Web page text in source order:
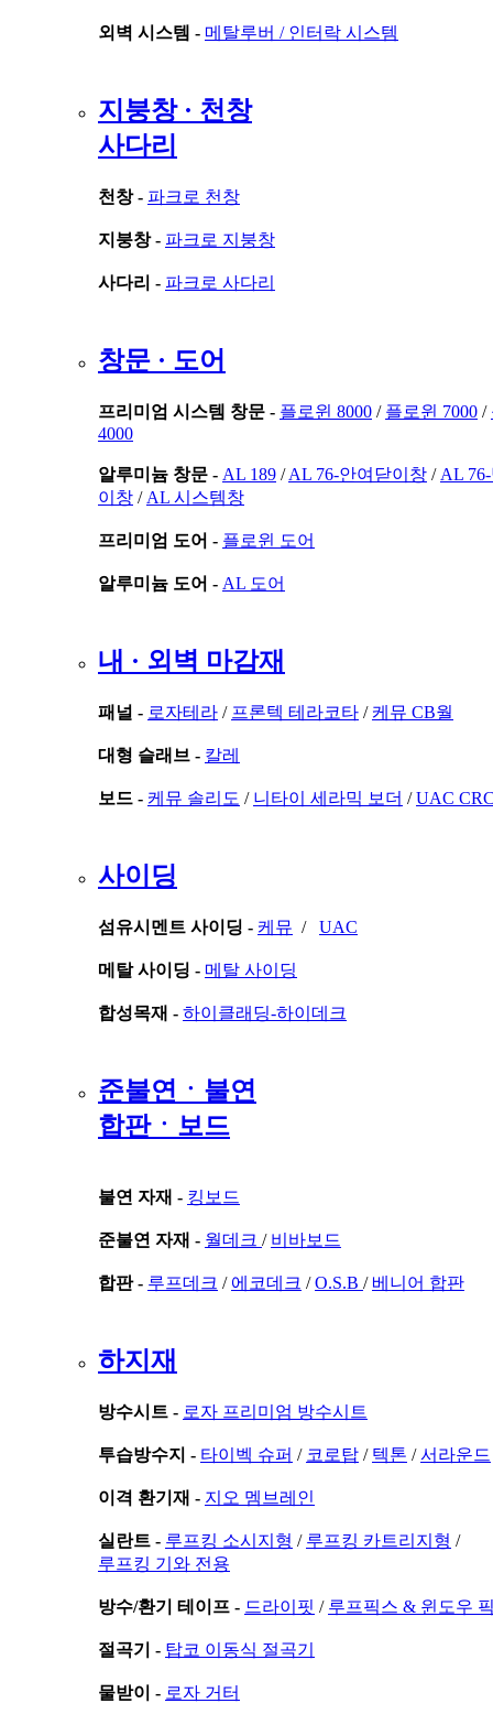
외벽 시스템 - 메탈루버 / 인터락 시스템
지붕창 · 천창
사다리
천창 - 파크로 천창
지붕창 - 파크로 지붕창
사다리 - 파크로 사다리
창문 · 도어
프리미엄 시스템 창문 - 플로윈 8000 / 플로윈 7000 /
4000
알루미늄 창문 - AL 189 /AL 76-안여닫이창 / AL
이창 / AL 시스템창
프리미엄 도어 - 플로윈 도어
알루미늄 도어 - AL 도어
내 · 외벽 마감재
패널 - 로자테라 / 프론텍 테라코타 / 케뮤 CB월
대형 슬래브 - 칼레
보드 - 케뮤 솔리도 / 니타이 세라믹 보더 /UAC
사이딩
섬유시멘트 사이딩 - 케뮤 / UAC
메탈 사이딩 - 메탈 사이딩
합성목재 - 하이클래딩-하이데크
준불연ㆍ불연
합판ㆍ보드
불연 자재 - 킹보드
준불연 자재 - 월데크 / 비바보드
합판 - 루프데크 / 에코데크 /O.S.B / 베니어 합판
하지재
방수시트 - 로자 프리미엄 방수시트
투습방수지 - 타이벡 슈퍼 / 코로탑 / 텍톤 /서라운드
이격 환기재 - 지오 멤브레인
실란트 - 루프킹 소시지형 / 루프킹 카트리지형 /
루프킹 기와 전용
방수/환기 테이프 - 드라이핏 / 루프픽스 & 윈도우
절곡기 - 탑코 이동식 절곡기
물받이 - 로자 거터